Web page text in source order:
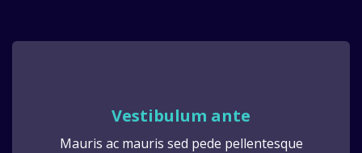
Vestibulum ante
Mauris ac mauris sed pede pellentesque